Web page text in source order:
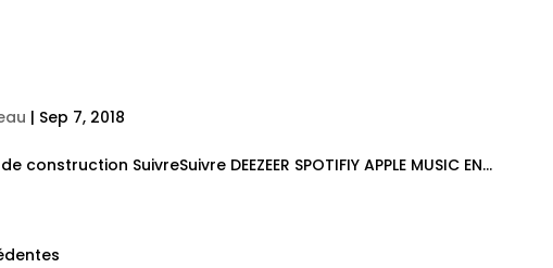
| Sep 7, 2018
construction SuivreSuivre DEEZEER SPOTIFIY APPLE MUSIC EN...